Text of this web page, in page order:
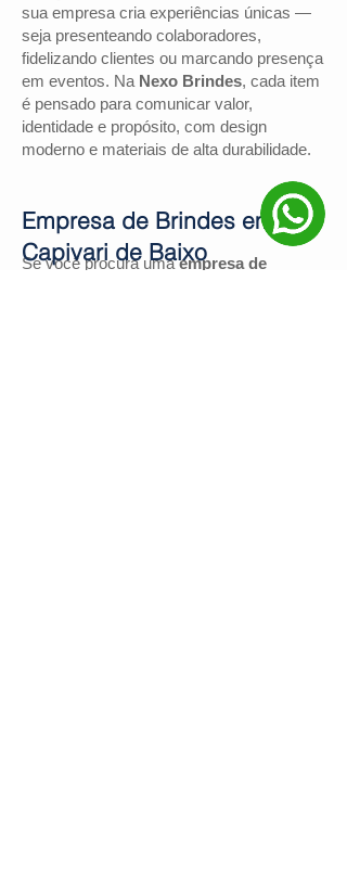
sua empresa cria experiências únicas —
seja presenteando colaboradores,
fidelizando clientes ou marcando presença
em eventos. Na Nexo Brindes, cada item
é pensado para comunicar valor,
identidade e propósito, com design
moderno e materiais de alta durabilidade.
Se você procura umaempresa de
Empresa de Brindes em
Capivari de Baixo